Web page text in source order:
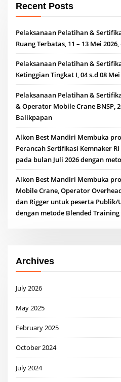
Recent Posts
Pelaksanaan Pelatihan &
Ruang Terbatas, 11 – 13 Mei
Pelaksanaan Pelatihan &
Ketinggian Tingkat I, 04 s.d 08
Pelaksanaan Pelatihan &
& Operator Mobile Crane BNSP,
Balikpapan
Alkon Best Mandiri Membuka
Perancah Sertifikasi Kemnaker
pada bulan Juli 2026 dengan
Alkon Best Mandiri Membuka
Mobile Crane, Operator
dan Rigger untuk peserta Publik/
dengan metode Blended Training
Archives
July 2026
May 2025
February 2025
October 2024
July 2024